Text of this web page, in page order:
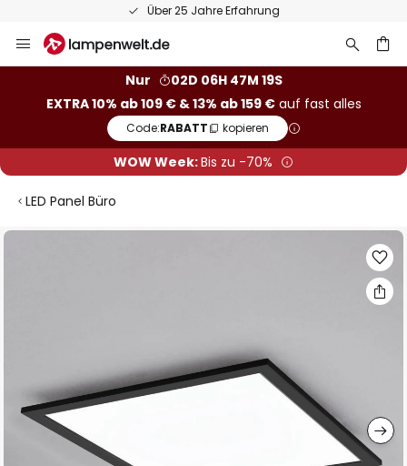
Über 25 Jahre Erfahrung
Inhalt
Nur
02D 06H 47M 18S
EXTRA 10% ab 109 € & 13% ab 159 €auf fast alles
Code:RABATT kopieren
WOW Week:Bis zu -70%
LED Panel Büro
Zum